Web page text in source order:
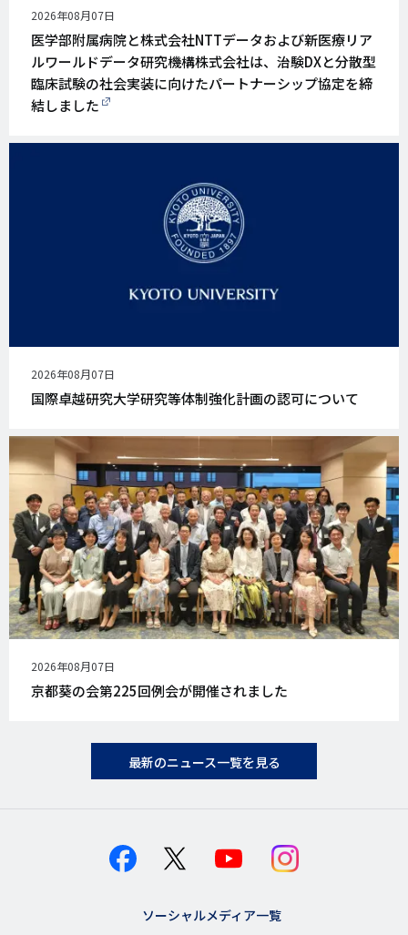
公
開
日
2026年08月07日
医学部附属病院と株式会社NTTデータおよび新医療リア
ルワールドデータ研究機構株式会社は、治験DXと分散型
臨床試験の社会実装に向けたパートナーシップ協定を締
結しました
公
開
日
2026年08月07日
国際卓越研究大学研究等体制強化計画の認可について
公
開
日
2026年08月07日
京都葵の会第225回例会が開催されました
最新のニュース一覧を見る
ソーシャルメディア一覧